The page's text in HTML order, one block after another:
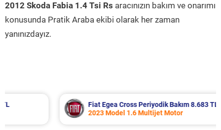
2012 Skoda Fabia 1.4 Tsi Rs aracınızın bakım ve onarımı
konusunda Pratik Araba ekibi olarak her zaman
yanınızdayız.
Fiat Egea Cross Periyodik Bakım 8.683 TL
2023 Model 1.6 Multijet Motor